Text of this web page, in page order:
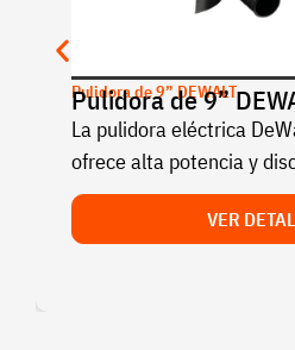
Pulidora de 9” DEWALT
Pulidora de 9”
La pulidora eléctrica
ofrece alta potencia y
VER